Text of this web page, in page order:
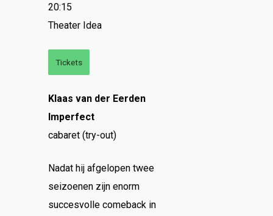
Klaas van der Eerden
Imperfect
cabaret (try-out)
Nadat hij afgelopen twee
seizoenen zijn enorm
succesvolle comeback in
20:15
Theater Idea
Tickets